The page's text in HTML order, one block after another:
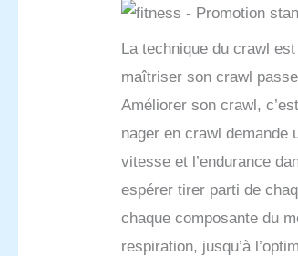
La technique du crawl
maîtriser son crawl
Améliorer son crawl,
nager en crawl demande
vitesse et l’endurance
espérer tirer parti de
chaque composante du
respiration, jusqu’à